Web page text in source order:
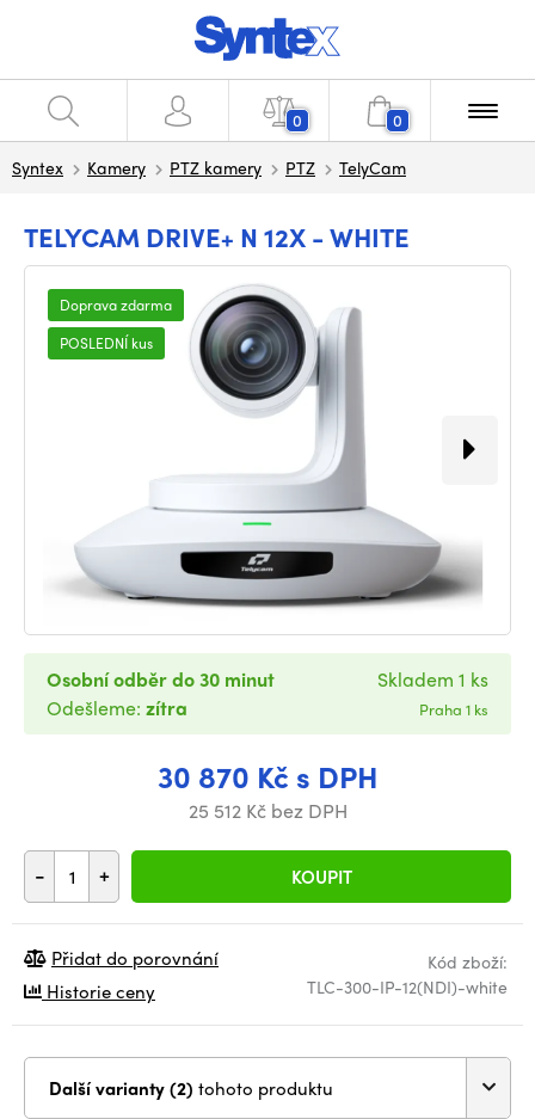
0 0
Syntex Kamery PTZ kamery PTZ TelyCam
TELYCAM DRIVE+ N 12X - WHITE
Doprava zdarma
POSLEDNÍ kus
30 870 Kč s DPH
25 512 Kč bez DPH
- + KOUPIT
Osobní odběr do 30 minut
Odešleme: zítra
Skladem 1 ks
Praha 1 ks
Kód zboží:
TLC-300-IP-12(NDI)-white
Přidat do porovnání
Historie ceny
Další varianty (2) tohoto produktu